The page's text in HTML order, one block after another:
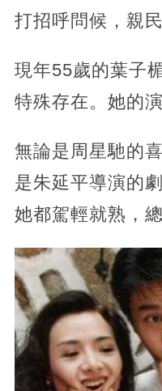
打招呼問候，親
現年55歲的葉子
特殊存在。她的
無論是周星馳的
是朱延平導演的
她都駕輕就熟，